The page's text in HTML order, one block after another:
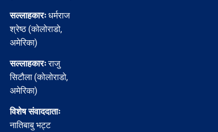
सल्लाहकारःधर्मराज
श्रेष्ठ (कोलोराडो,
अमेरिका)
सल्लाहकारःराजु
सिटौला (कोलोराडो,
अमेरिका)
विशेष संवाददाताः
नातिबाबु भट्ट